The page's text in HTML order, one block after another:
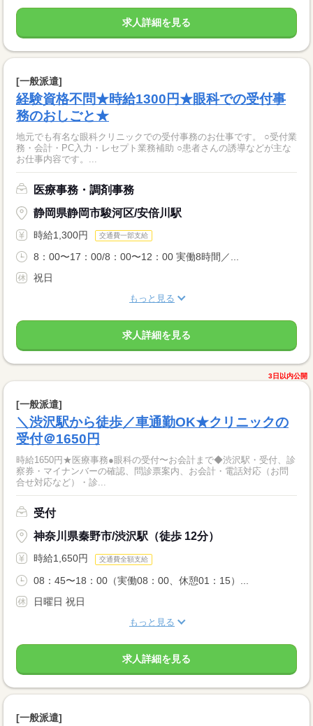
求人詳細を見る
[一般派遣]
経験資格不問★時給1300円★眼科での受付事
務のおしごと★
地元でも有名な眼科クリニックでの受付事務のお仕事です。 ○受付業
務・会計・PC入力・レセプト業務補助 ○患者さんの誘導などが主な
お仕事内容です。...
医療事務・調剤事務
静岡県静岡市駿河区/安倍川駅
時給1,300円 交通費一部支給
8：00〜17：00/8：00〜12：00 実働8時間／...
祝日
もっと見る
求人詳細を見る
3日以内公開
[一般派遣]
＼渋沢駅から徒歩／車通勤OK★クリニックの
受付＠1650円
時給1650円★医療事務●眼科の受付〜お会計まで◆渋沢駅・受付、診
察券・マイナンバーの確認、問診票案内、お会計・電話対応（お問
合せ対応など）・診...
受付
神奈川県秦野市/渋沢駅（徒歩 12分）
時給1,650円 交通費全額支給
08：45〜18：00（実働08：00、休憩01：15）...
日曜日 祝日
もっと見る
求人詳細を見る
[一般派遣]